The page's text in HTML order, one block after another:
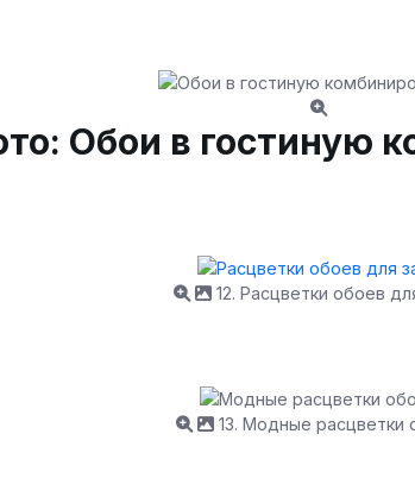
Обои в гостиную
12. Расцветки обоев
13. Модные расцветки